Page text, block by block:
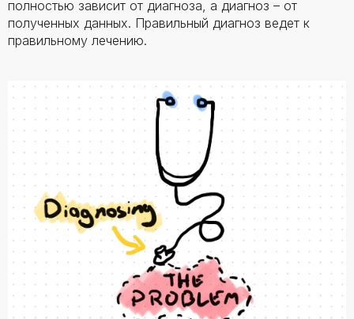
полностью зависит от диагноза, а диагноз – от
полученных данных. Правильный диагноз ведет к
правильному лечению.